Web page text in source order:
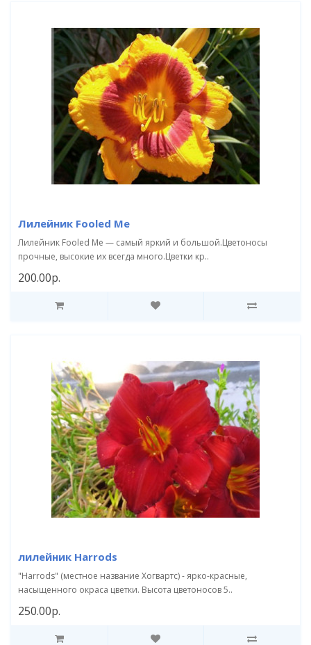
Лилейник Fooled Me
Лилейник Fooled Me — самый яркий и большой.Цветоносы
прочные, высокие их всегда много.Цветки кр..
200.00р.
лилейник Harrods
"Harrods" (местное название Хогвартс) - ярко-красные,
насыщенного окраса цветки. Высота цветоносов 5..
250.00р.